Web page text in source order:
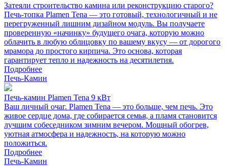
Затеяли строительство камина или реконструкцию старого?
Печь-топка Plamen Tena — это готовый, технологичный и не
перегруженный лишним дизайном модуль. Вы получаете
проверенную «начинку» будущего очага, которую можно
облачить в любую облицовку по вашему вкусу — от дорогого
мрамора до простого кирпича. Это основа, которая
гарантирует тепло и надежность на десятилетия.
Подробнее
Печь-Камин
Печь-камин Plamen Tena 9 кВт
Ваш личный очаг. Plamen Tena — это больше, чем печь. Это
живое сердце дома, где собирается семья, а пламя становится
лучшим собеседником зимним вечером. Мощный обогрев,
уютная атмосфера и надежность, на которую можно
положиться.
Подробнее
Печь-Камин